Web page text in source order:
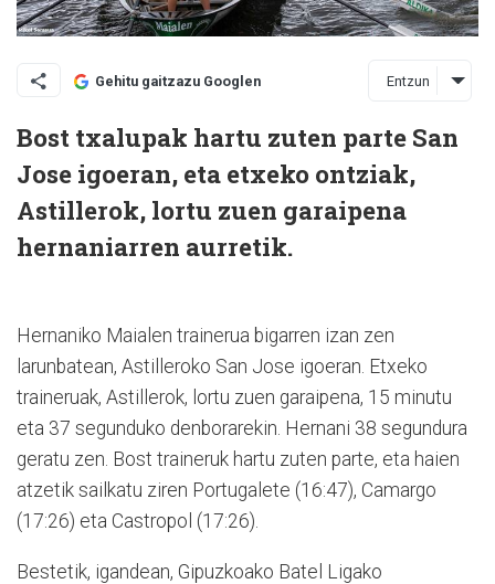
Gehitu gaitzazu Googlen Entzun
Bost txalupak hartu zuten parte San
Jose igoeran, eta etxeko ontziak,
Astillerok, lortu zuen garaipena
hernaniarren aurretik.
Hernaniko Maialen trainerua bigarren izan zen
larunbatean, Astilleroko San Jose igoeran. Etxeko
traineruak, Astillerok, lortu zuen garaipena, 15 minutu
eta 37 segunduko denborarekin. Hernani 38 segundura
geratu zen. Bost traineruk hartu zuten parte, eta haien
atzetik sailkatu ziren Portugalete (16:47), Camargo
(17:26) eta Castropol (17:26).
Bestetik, igandean, Gipuzkoa­ko Batel Ligako